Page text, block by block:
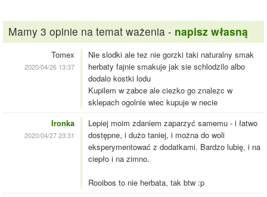
Mamy 3 opinie na temat ważenia - napisz własną
Tomex
2020/04/26 13:37
Nie slodki ale tez nie gorzki taki naturalny smak
herbaty fajnie smakuje jak sie schlodzilo albo
dodalo kostki lodu
Kupilem w zabce ale ciezko go znalezc w
sklepach ogolnie wiec kupuje w necie
Ironka
2020/04/27 23:31
Lepiej moim zdaniem zaparzyć samemu - i łatwo
dostępne, i dużo taniej, i można do woli
eksperymentować z dodatkami. Bardzo lubię, i na
ciepło i na zimno.
Rooibos to nie herbata, tak btw :p